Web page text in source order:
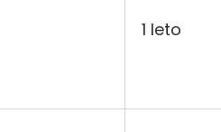
1 leto